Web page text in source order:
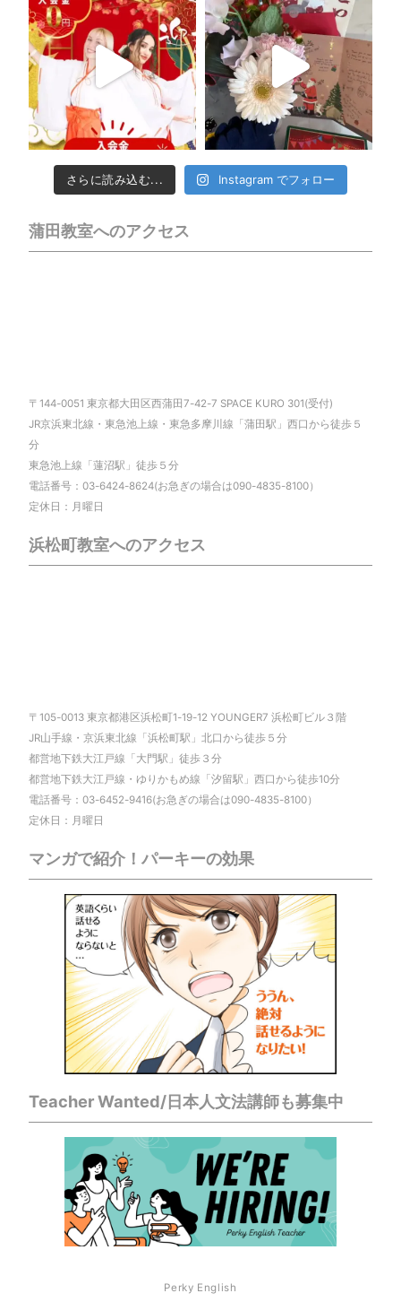
さらに読み込む... Instagram でフォロー
蒲田教室へのアクセス
〒144-0051 東京都大田区西蒲田7-42-7 SPACE KURO 301(受付)
JR京浜東北線・東急池上線・東急多摩川線「蒲田駅」西口から徒歩５
分
東急池上線「蓮沼駅」徒歩５分
電話番号：03-6424-8624(お急ぎの場合は090-4835-8100）
定休日：月曜日
浜松町教室へのアクセス
〒105-0013 東京都港区浜松町1-19-12 YOUNGER7 浜松町ビル３階
JR山手線・京浜東北線「浜松町駅」北口から徒歩５分
都営地下鉄大江戸線「大門駅」徒歩３分
都営地下鉄大江戸線・ゆりかもめ線「汐留駅」西口から徒歩10分
電話番号：03-6452-9416(お急ぎの場合は090-4835-8100）
定休日：月曜日
マンガで紹介！パーキーの効果
Teacher Wanted/日本人文法講師も募集中
Perky English